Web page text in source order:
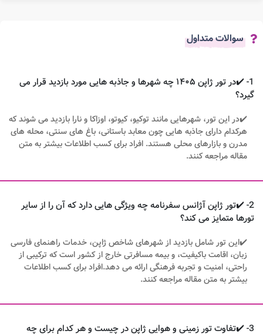
سوالات متداول
1- ✔️در تور ژاپن ۱۴۰۵ چه شهرها و جاذبه‌ هایی مورد بازدید قرار می‌
گیرد؟
✔️در این تور، شهرهایی مانند توکیو، کیوتو، اوزاکا و نارا بازدید می‌ شوند که
هرکدام دارای جاذبه‌ هایی چون معابد باستانی، باغ‌ های سنتی، محله‌ های
مدرن و بازارهای محلی هستند. افراد برای کسب اطلاعات بیشتر به متن
مقاله مراجعه کنند.
2- ✔️تور ژاپن آژانس سفرنامه چه ویژگی‌ هایی دارد که آن را از سایر
تورها متمایز می‌ کند؟
✔️این تور شامل بازدید از شهرهای شاخص ژاپن، خدمات راهنمای فارسی‌
زبان، اقامت باکیفیت، و بیمه مسافرتی خارج از کشور است که ترکیبی از
راحتی، امنیت و تجربه فرهنگی ارائه می‌ دهد.افراد برای کسب اطلاعات
بیشتر به متن مقاله مراجعه کنند.
3- ✔️تفاوت تور زمینی و هوایی ژاپن در چیست و هر کدام برای چه